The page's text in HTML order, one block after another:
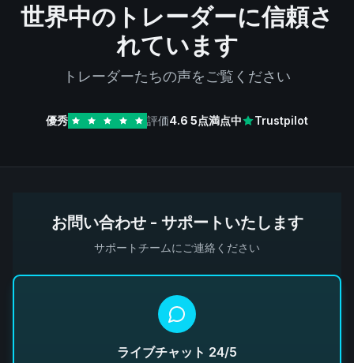
世界中のトレーダーに信頼さ
れています
トレーダーたちの声をご覧ください
優秀 評価4.6 5点満点中 Trustpilot
お問い合わせ - サポートいたします
サポートチームにご連絡ください
ライブチャット 24/5